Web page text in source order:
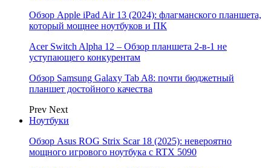
Обзор Apple iPad Air 13 (2024): флагманского планшета,
который мощнее ноутбуков и ПК
Acer Switch Alpha 12 – Обзор планшета 2-в-1 не
уступающего конкурентам
Обзор Samsung Galaxy Tab A8: почти бюджетный
планшет достойного качества
Prev Next
Ноутбуки
Обзор Asus ROG Strix Scar 18 (2025): невероятно
мощного игрового ноутбука с RTX 5090